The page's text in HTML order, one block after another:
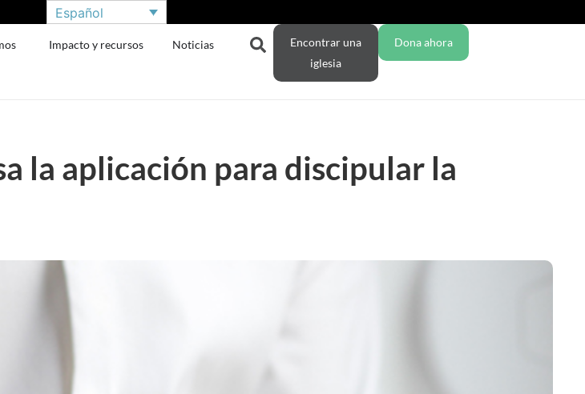
Español
Impacto y recursos Noticias
Encontrar una
iglesia
Dona ahora
la aplicación para discipular la